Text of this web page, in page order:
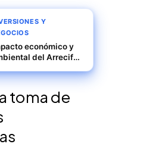
Y
económico y
del Arrecife
azul
toma de